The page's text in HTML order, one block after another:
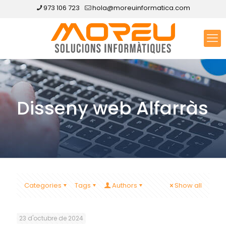
973 106 723 hola@moreuinformatica.com
Disseny web Alfarràs
Categories Tags Authors Show all
23 d'octubre de 2024